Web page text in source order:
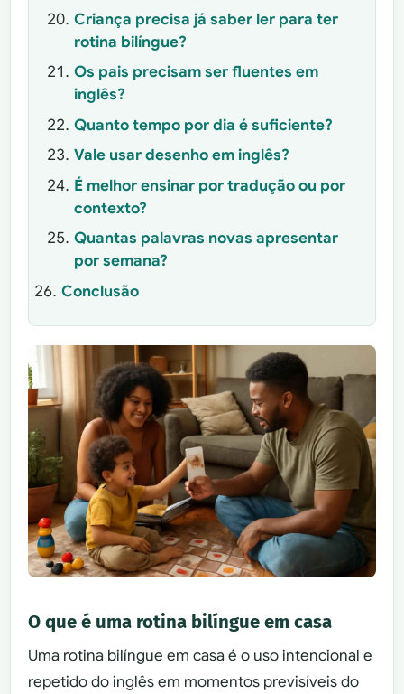
Criança precisa já saber ler para ter
rotina bilíngue?
Os pais precisam ser fluentes em
inglês?
Quanto tempo por dia é suficiente?
Vale usar desenho em inglês?
É melhor ensinar por tradução ou por
contexto?
Quantas palavras novas apresentar
por semana?
Conclusão
O que é uma rotina bilíngue em casa
Uma rotina bilíngue em casa é o uso intencional e
repetido do inglês em momentos previsíveis do